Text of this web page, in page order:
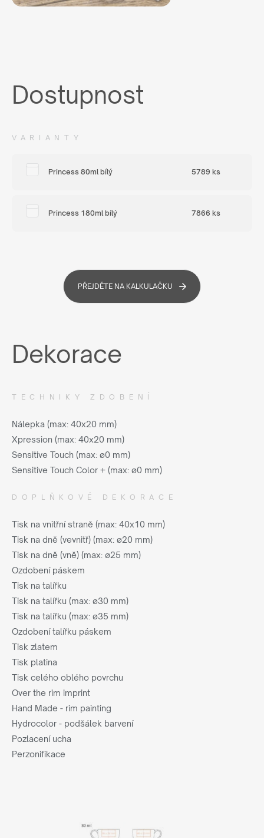
Dostupnost
VARIANTY
Princess 80ml bílý 5789 ks
Princess 180ml bílý 7866 ks
PŘEJDĚTE NA KALKULAČKU
Dekorace
TECHNIKY ZDOBENÍ
Nálepka (max: 40x20 mm)
Xpression (max: 40x20 mm)
Sensitive Touch (max: ø0 mm)
Sensitive Touch Color + (max: ø0 mm)
DOPLŇKOVÉ DEKORACE
Tisk na vnitřní straně (max: 40x10 mm)
Tisk na dně (vevnitř) (max: ø20 mm)
Tisk na dně (vně) (max: ø25 mm)
Ozdobení páskem
Tisk na talířku
Tisk na talířku (max: ø30 mm)
Tisk na talířku (max: ø35 mm)
Ozdobení talířku páskem
Tisk zlatem
Tisk platina
Tisk celého oblého povrchu
Over the rim imprint
Hand Made - rim painting
Hydrocolor - podšálek barvení
Pozlacení ucha
Perzonifikace